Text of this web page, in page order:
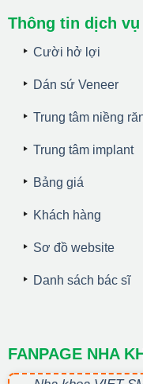
Thông tin dịch vụ
Cười hở lợi
Dán sứ Veneer
Trung tâm niềng
Trung tâm implant
Bảng giá
Khách hàng
Sơ đồ website
Danh sách bác sĩ
FANPAGE NHA